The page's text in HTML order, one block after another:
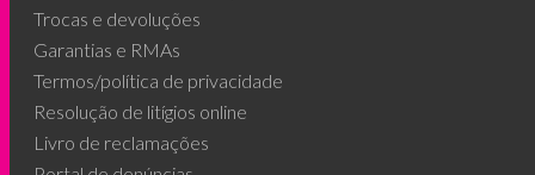
Trocas e devoluções
Garantias e RMAs
Termos/política de privacidade
Resolução de litígios online
Livro de reclamações